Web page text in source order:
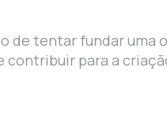
de tentar fundar uma
para a